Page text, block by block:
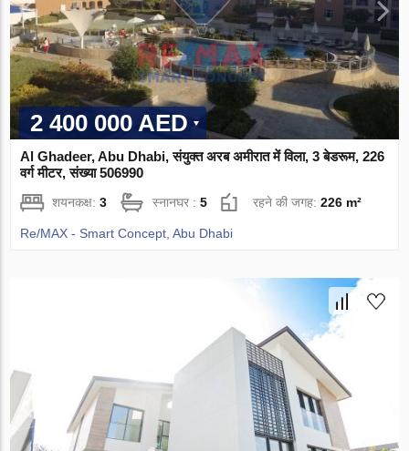
2 400 000 AED
Al Ghadeer, Abu Dhabi, संयुक्त अरब अमीरात में विला, 3 बेडरूम, 226
वर्ग मीटर, संख्या 506990
शयनकक्ष:3 स्नानघर :5 रहने की जगह:226 m²
Re/MAX - Smart Concept, Abu Dhabi